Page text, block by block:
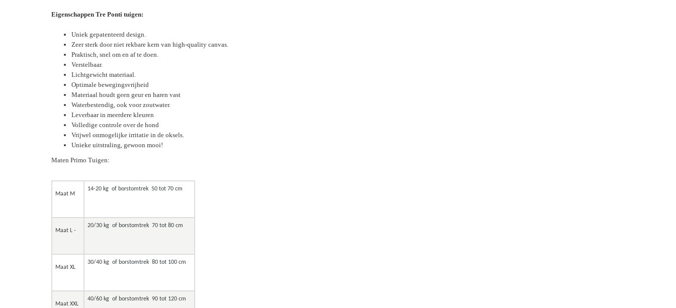
Eigenschappen Tre Ponti tuigen:
Uniek gepatenteerd design.
Zeer sterk door niet rekbare kern van high-quality canvas.
Praktisch, snel om en af te doen.
Verstelbaar.
Lichtgewicht materiaal.
Optimale bewegingsvrijheid
Materiaal houdt geen geur en haren vast
Waterbestendig, ook voor zoutwater.
Leverbaar in meerdere kleuren
Volledige controle over de hond
Vrijwel onmogelijke irritatie in de oksels.
Unieke uitstraling, gewoon mooi!
Maten Primo Tuigen:
Maat M
14-20 kg of borstomtrek 50 tot 70 cm
Maat L -
20/30 kg of borstomtrek 70 tot 80 cm
Maat XL
30/40 kg of borstomtrek 80 tot 100 cm
Maat XXL
40/60 kg of borstomtrek 90 tot 120 cm